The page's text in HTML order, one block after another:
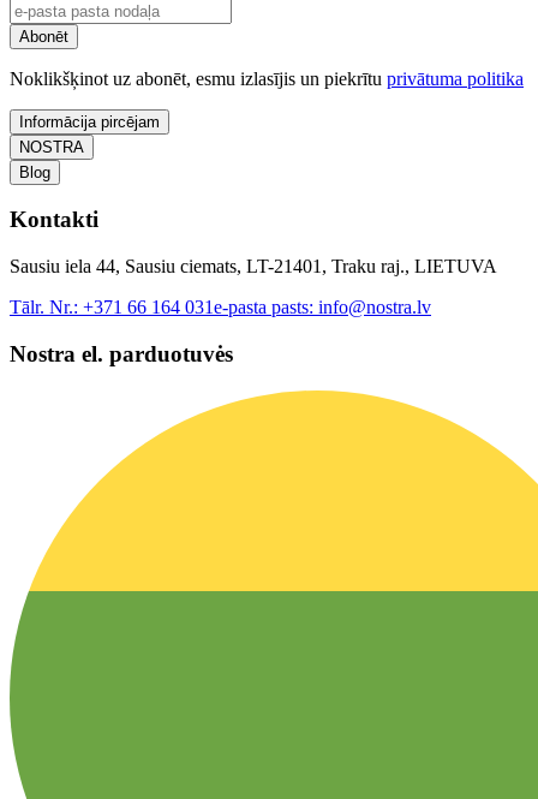
Abonēt
Noklikšķinot uz abonēt, esmu izlasījis un piekrītu privātuma politika
Informācija pircējam
NOSTRA
Blog
Kontakti
Sausiu iela 44, Sausiu ciemats, LT-21401, Traku raj., LIETUVA
Tālr. Nr.: +371 66 164 031e-pasta pasts: info@nostra.lv
Nostra el. parduotuvės